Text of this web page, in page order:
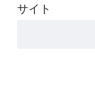
サイト